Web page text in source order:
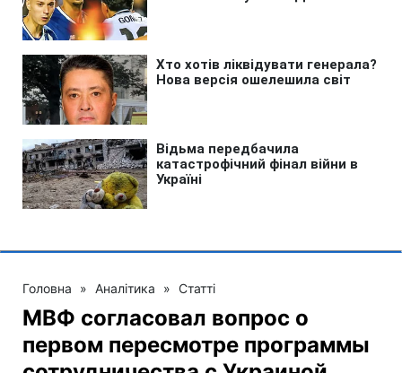
Головна » Аналітика » Статті
МВФ согласовал вопрос о
первом пересмотре программы